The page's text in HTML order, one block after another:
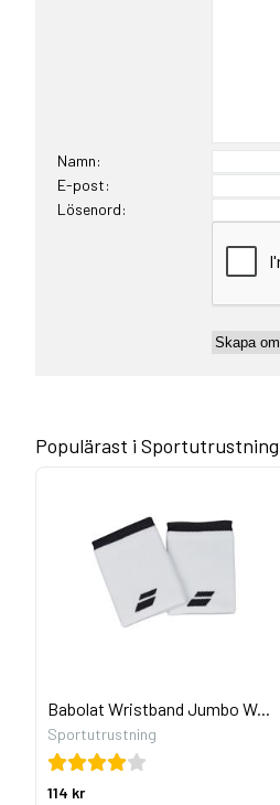
Namn:
E-post:
Lösenord:
Populärast i Sportutrustning
Babolat Wristband Jumbo W...
Sportutrustning
114 kr